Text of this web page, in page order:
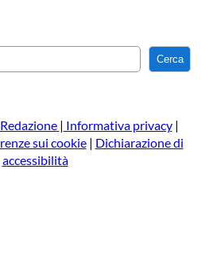
e
a
Cerca
Redazione | Informativa privacy|
sui cookie| Dichiarazione di
accessibilità